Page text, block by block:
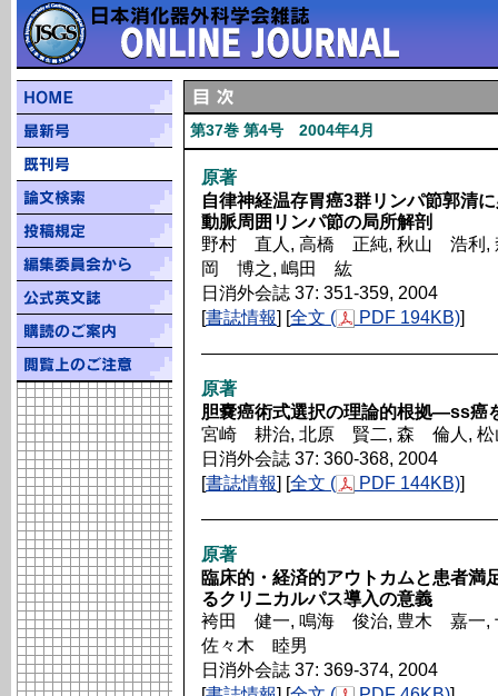
第37巻 第4号 2004年4月
原著
自律神経温存胃癌3群リンパ節郭清
動脈周囲リンパ節の局所解剖
野村 直人, 高橋 正純, 秋山 浩利
岡 博之, 嶋田 紘
日消外会誌 37: 351-359, 2004
[書誌情報] [全文 ( PDF 194KB)]
原著
胆嚢癌術式選択の理論的根拠―ss癌
宮崎 耕治, 北原 賢二, 森 倫人,
日消外会誌 37: 360-368, 2004
[書誌情報] [全文 ( PDF 144KB)]
原著
臨床的・経済的アウトカムと患者満
るクリニカルパス導入の意義
袴田 健一, 鳴海 俊治, 豊木 嘉一
佐々木 睦男
日消外会誌 37: 369-374, 2004